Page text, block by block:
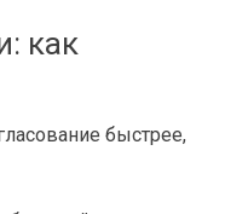
как
быстрее,